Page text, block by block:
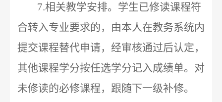
7.相关教学安排。学生已修读课程符
合转入专业要求的，由本人在教务系统内
提交课程替代申请，经审核通过后认定，
其他课程学分按任选学分记入成绩单。对
未修读的必修课程，跟随下一级补修。